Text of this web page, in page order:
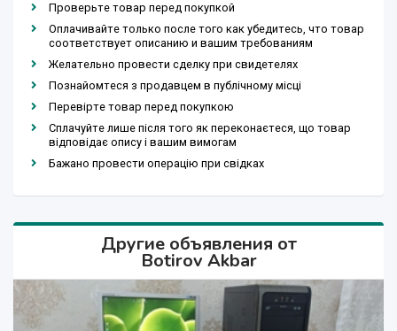
Проверьте товар перед покупкой
Оплачивайте только после того как убедитесь, что товар
соответствует описанию и вашим требованиям
Желательно провести сделку при свидетелях
Познайомтеся з продавцем в публічному місці
Перевірте товар перед покупкою
Сплачуйте лише після того як переконаєтеся, що товар
відповідає опису і вашим вимогам
Бажано провести операцію при свідках
Другие объявления от
Botirov Akbar